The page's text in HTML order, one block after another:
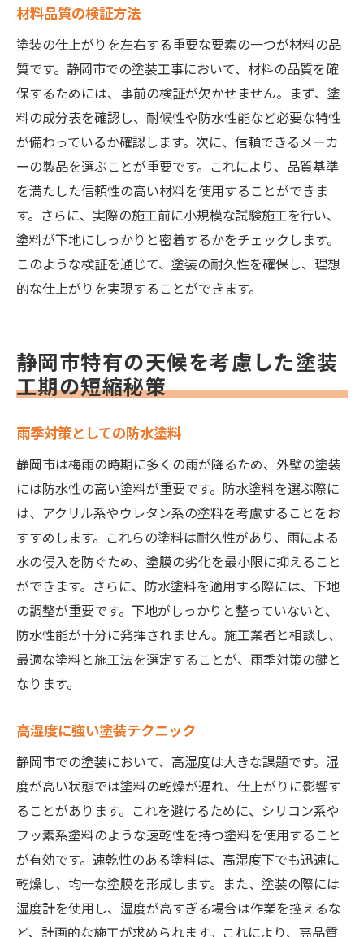
材料品質の検証方法
塗装の仕上がりを左右する重要な要素の一つが材料の品
質です。静岡市での塗装工事において、材料の品質を確
保するためには、事前の検証が欠かせません。まず、塗
料の成分表を確認し、耐候性や防水性能など必要な特性
が備わっているか確認します。次に、信頼できるメーカ
ーの製品を選ぶことが重要です。これにより、品質基準
を満たした信頼性の高い材料を使用することができま
す。さらに、実際の施工前に小規模な試験施工を行い、
塗料が下地にしっかりと密着するかをチェックします。
このような検証を通じて、塗装の耐久性を確保し、理想
的な仕上がりを実現することができます。
静岡市特有の天候を考慮した塗装
工期の短縮秘策
雨季対策としての防水塗料
静岡市は梅雨の時期に多くの雨が降るため、外壁の塗装
には防水性の高い塗料が重要です。防水塗料を選ぶ際に
は、アクリル系やウレタン系の塗料を考慮することをお
すすめします。これらの塗料は耐久性があり、雨による
水の侵入を防ぐため、塗膜の劣化を最小限に抑えること
ができます。さらに、防水塗料を適用する際には、下地
の調整が重要です。下地がしっかりと整っていないと、
防水性能が十分に発揮されません。施工業者と相談し、
最適な塗料と施工法を選定することが、雨季対策の鍵と
なります。
高湿度に強い塗装テクニック
静岡市での塗装において、高湿度は大きな課題です。湿
度が高い状態では塗料の乾燥が遅れ、仕上がりに影響す
ることがあります。これを避けるために、シリコン系や
フッ素系塗料のような速乾性を持つ塗料を使用すること
が有効です。速乾性のある塗料は、高湿度下でも迅速に
乾燥し、均一な塗膜を形成します。また、塗装の際には
湿度計を使用し、湿度が高すぎる場合は作業を控えるな
ど、計画的な施工が求められます。これにより、高品質